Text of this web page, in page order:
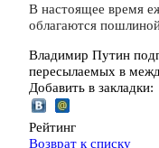
В настоящее время
облагаются
Владимир Путин
пересылаемых в
Добавить в закладки:
Рейтинг
Возврат к списку